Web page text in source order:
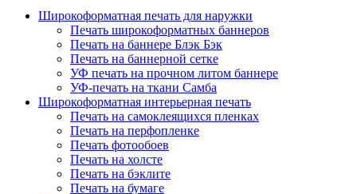
Широкоформатная печать для наружки
Печать широкоформатных баннеров
Печать на баннере Блэк Бэк
Печать на баннерной сетке
УФ печать на прочном литом баннере
УФ-печать на ткани Самба
Широкоформатная интерьерная печать
Печать на самоклеящихся пленках
Печать на перфопленке
Печать фотообоев
Печать на холсте
Печать на бэклите
Печать на бумаге